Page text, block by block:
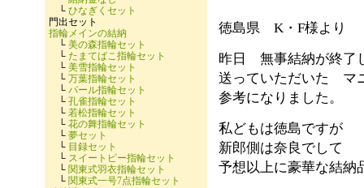
徳島県 K・F様より
昨日 無事結納が終了
送っていただいた マ
参考になりました。
私どもは徳島ですが
新郎側は奈良でして
予想以上に豪華な結納
└ ひなぎくセット
門出セット
指輪メインの結納
└ 美の森指輪セット
└ たまてばこ指輪セット
└ 美雪指輪セット
└ 万葉指輪セット
└ パール指輪セット
└ 孔雀指輪セット
└ 若松指輪セット
└ 花の舞指輪セット
└ 夢セット
└ 目録セット
└ スイートピー指輪セット
└ 関東式羽衣指輪セット
└ 関東式一号7点指輪セット